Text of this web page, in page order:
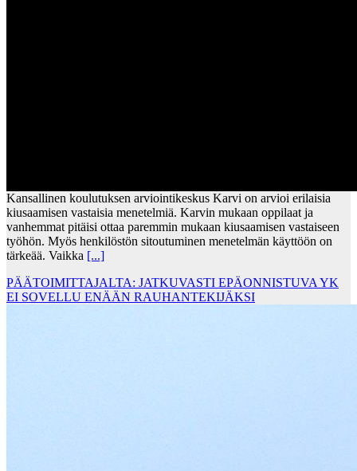
Kansallinen koulutuksen arviointikeskus Karvi on arvioi erilaisia
kiusaamisen vastaisia menetelmiä. Karvin mukaan oppilaat ja
vanhemmat pitäisi ottaa paremmin mukaan kiusaamisen vastaiseen
työhön. Myös henkilöstön sitoutuminen menetelmän käyttöön on
tärkeää. Vaikka [...]
PÄÄTOIMITTAJALTA: JATKUVASTI EPÄONNISTUVA YK
EI SOVELLU ENÄÄN RAUHANTEKIJÄKSI